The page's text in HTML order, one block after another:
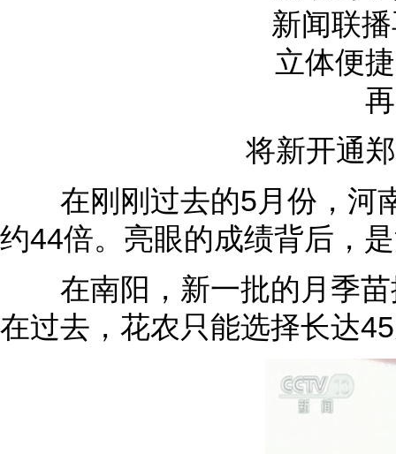
将新开通郑
在刚刚过去的5月份，河南
约44倍。亮眼的成绩背后，
在南阳，新一批的月季苗
在过去，花农只能选择长达